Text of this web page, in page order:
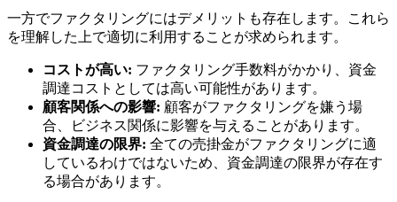
一方でファクタリングにはデメリットも存在します。これら
を理解した上で適切に利用することが求められます。
コストが高い: ファクタリング手数料がかかり、資金
調達コストとしては高い可能性があります。
顧客関係への影響: 顧客がファクタリングを嫌う場
合、ビジネス関係に影響を与えることがあります。
資金調達の限界: 全ての売掛金がファクタリングに適
しているわけではないため、資金調達の限界が存在す
る場合があります。